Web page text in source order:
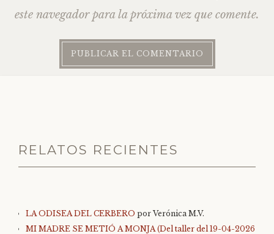
este navegador para la próxima vez que comente.
RELATOS RECIENTES
LA ODISEA DEL CERBERO por Verónica M.V.
MI MADRE SE METIÓ A MONJA (Del taller del 19-04-2026